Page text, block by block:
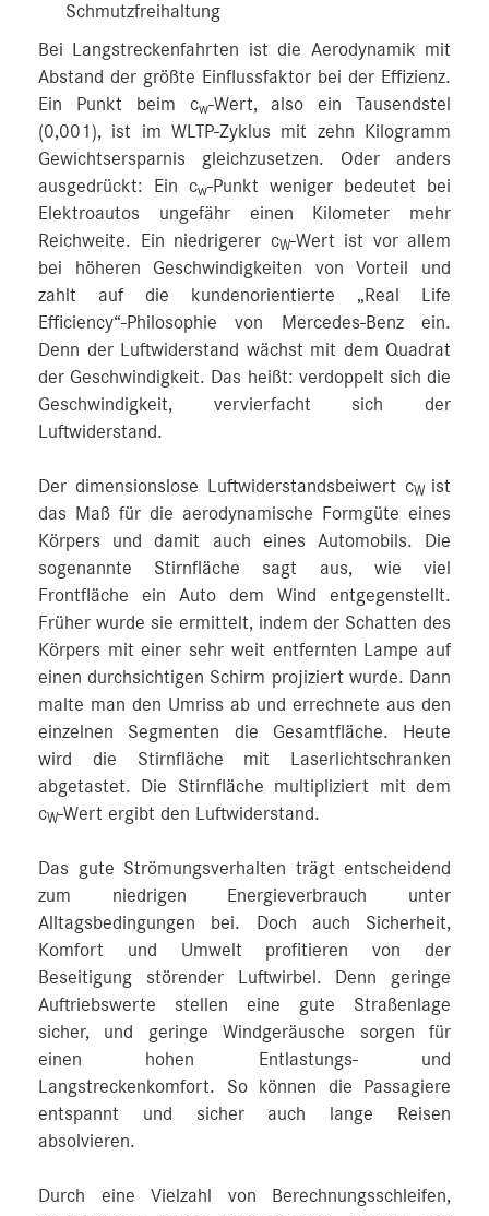
Schmutzfreihaltung
Bei Langstreckenfahrten ist die Aerodynamik mit
Abstand der größte Einflussfaktor bei der Effizienz.
Ein Punkt beim cw-Wert, also ein Tausendstel
(0,001), ist im WLTP-Zyklus mit zehn Kilogramm
Gewichtsersparnis gleichzusetzen. Oder anders
ausgedrückt: Ein cw-Punkt weniger bedeutet bei
Elektroautos ungefähr einen Kilometer mehr
Reichweite. Ein niedrigerer cW-Wert ist vor allem
bei höheren Geschwindigkeiten von Vorteil und
zahlt auf die kundenorientierte „Real Life
Efficiency“-Philosophie von Mercedes‑Benz ein.
Denn der Luftwiderstand wächst mit dem Quadrat
der Geschwindigkeit. Das heißt: verdoppelt sich die
Geschwindigkeit, vervierfacht sich der
Luftwiderstand.
Der dimensionslose Luftwiderstandsbeiwert cW ist
das Maß für die aerodynamische Formgüte eines
Körpers und damit auch eines Automobils. Die
sogenannte Stirnfläche sagt aus, wie viel
Frontfläche ein Auto dem Wind entgegenstellt.
Früher wurde sie ermittelt, indem der Schatten des
Körpers mit einer sehr weit entfernten Lampe auf
einen durchsichtigen Schirm projiziert wurde. Dann
malte man den Umriss ab und errechnete aus den
einzelnen Segmenten die Gesamtfläche. Heute
wird die Stirnfläche mit Laserlichtschranken
abgetastet. Die Stirnfläche multipliziert mit dem
cW-Wert ergibt den Luftwiderstand.
Das gute Strömungsverhalten trägt entscheidend
zum niedrigen Energieverbrauch unter
Alltagsbedingungen bei. Doch auch Sicherheit,
Komfort und Umwelt profitieren von der
Beseitigung störender Luftwirbel. Denn geringe
Auftriebswerte stellen eine gute Straßenlage
sicher, und geringe Windgeräusche sorgen für
einen hohen Entlastungs- und
Langstreckenkomfort. So können die Passagiere
entspannt und sicher auch lange Reisen
absolvieren.
Durch eine Vielzahl von Berechnungsschleifen,